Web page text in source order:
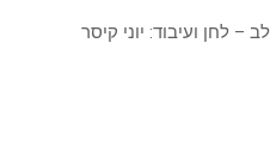
– לחן ועיבוד: יוני קיסר